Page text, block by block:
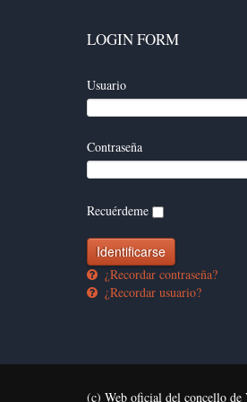
LOGIN FORM
Usuario
Contraseña
Recuérdeme
¿Recordar contraseña?
¿Recordar usuario?
(c) Web oficial del concello